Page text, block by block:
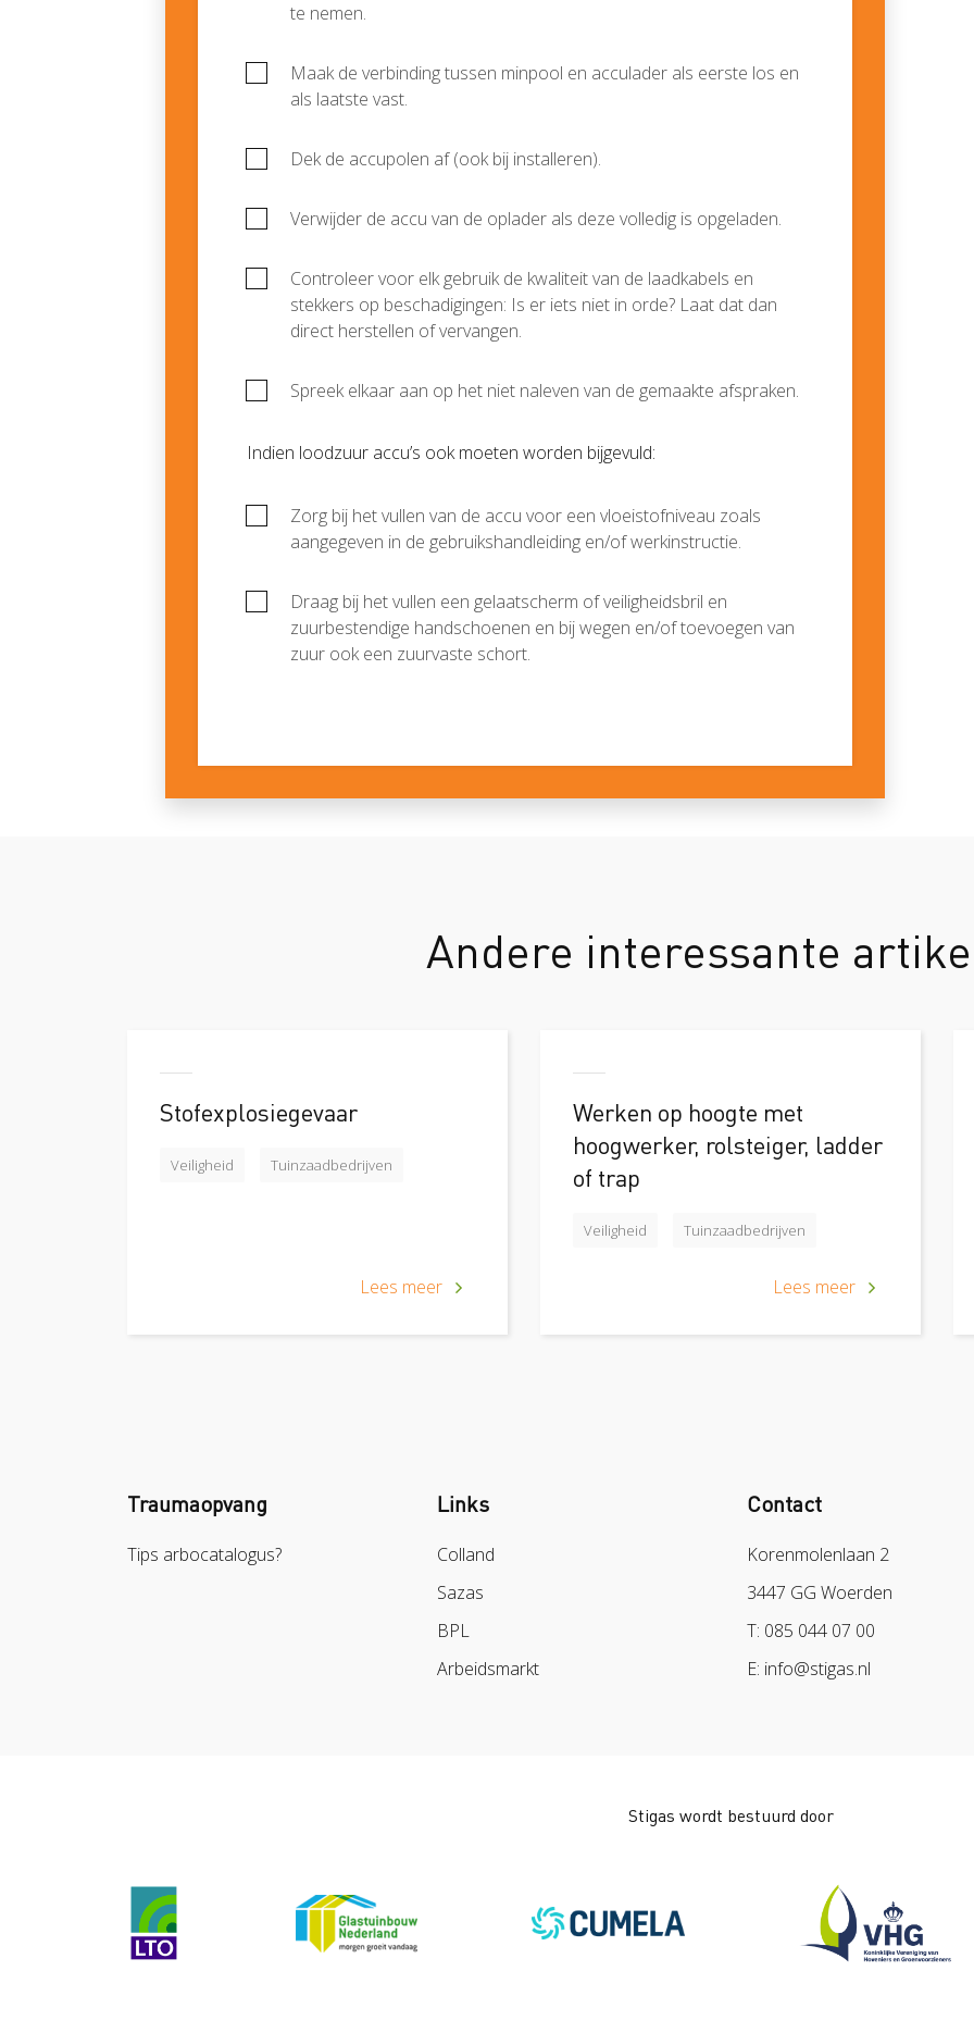
te nemen.
Maak de verbinding tussen minpool en acculader als eerste los en
als laatste vast.
Dek de accupolen af (ook bij installeren).
Verwijder de accu van de oplader als deze volledig is opgeladen.
Controleer voor elk gebruik de kwaliteit van de laadkabels en
stekkers op beschadigingen: Is er iets niet in orde? Laat dat dan
direct herstellen of vervangen.
Spreek elkaar aan op het niet naleven van de gemaakte afspraken.
Indien loodzuur accu’s ook moeten worden bijgevuld:
Zorg bij het vullen van de accu voor een vloeistofniveau zoals
aangegeven in de gebruikshandleiding en/of werkinstructie.
Draag bij het vullen een gelaatscherm of veiligheidsbril en
zuurbestendige handschoenen en bij wegen en/of toevoegen van
zuur ook een zuurvaste schort.
Andere interessante
Stofexplosiegevaar
Veiligheid Tuinzaadbedrijven
Lees meer
Werken op hoogte met
hoogwerker, rolsteiger, ladder
of trap
Veiligheid Tuinzaadbedrijven
Lees meer
Traumaopvang
Tips arbocatalogus?
Links
Colland
Sazas
BPL
Arbeidsmarkt
Contact
Korenmolenlaan 2
3447 GG Woerden
T: 085 044 07 00
E: info@stigas.nl
Stigas wordt bestuurd door